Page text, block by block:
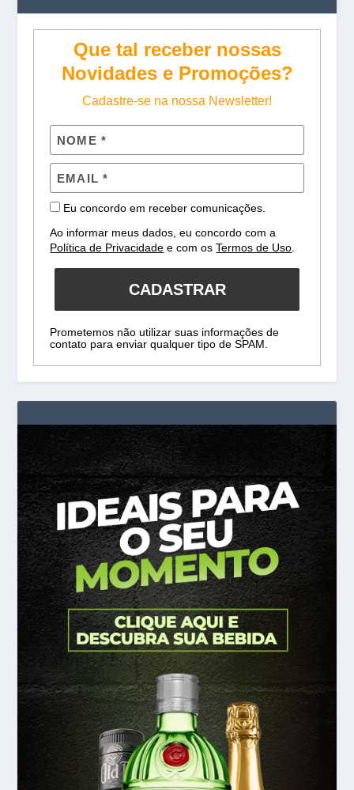
Que tal receber nossas
Novidades e Promoções?
Cadastre-se na nossa Newsletter!
Eu concordo em receber comunicações.
Ao informar meus dados, eu concordo com a
Política de Privacidade e com osTermos de Uso
CADASTRAR
Prometemos não utilizar suas informações de
contato para enviar qualquer tipo de SPAM.